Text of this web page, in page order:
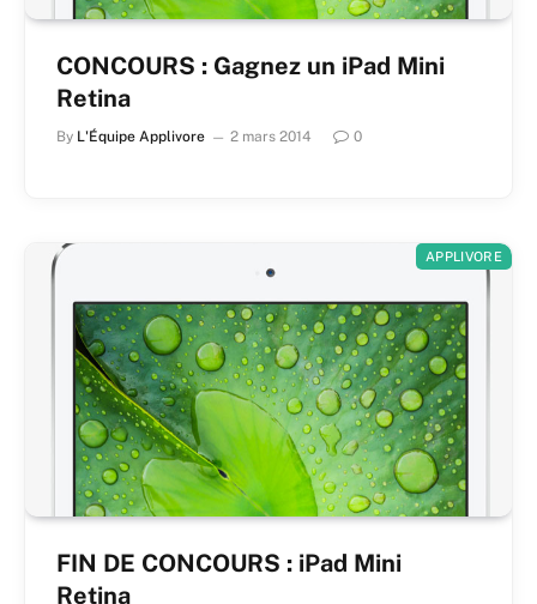
CONCOURS : Gagnez un iPad Mini
Retina
By L'Équipe Applivore 2 mars 2014 0
APPLIVORE
FIN DE CONCOURS : iPad Mini
Retina